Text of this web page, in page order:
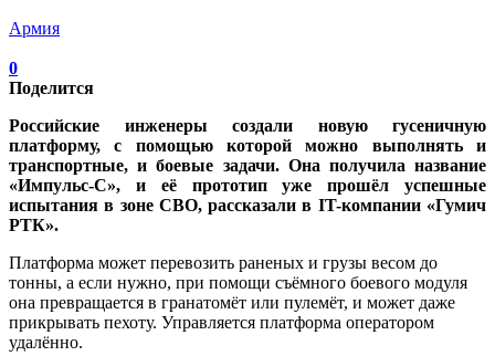
Армия
0
Поделится
Российские инженеры создали новую гусеничную
платформу, с помощью которой можно выполнять и
транспортные, и боевые задачи. Она получила название
«Импульс-С», и её прототип уже прошёл успешные
испытания в зоне СВО, рассказали в IT-компании «Гумич
РТК».
Платформа может перевозить раненых и грузы весом до
тонны, а если нужно, при помощи съёмного боевого модуля
она превращается в гранатомёт или пулемёт, и может даже
прикрывать пехоту. Управляется платформа оператором
удалённо.